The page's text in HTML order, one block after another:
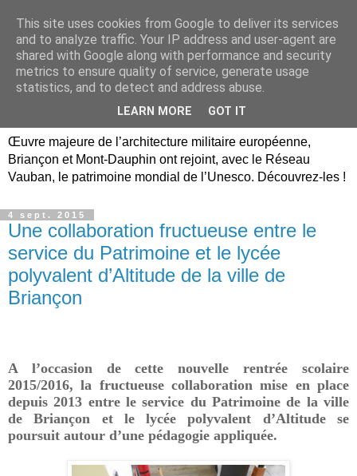
Briançon, Mont-Dauphin,
Vauban Unesco Hautes-
Œuvre majeure de l’architecture militaire européenne,
Briançon et Mont-Dauphin ont rejoint, avec le Réseau
Vauban, le patrimoine mondial de l’Unesco. Découvrez-les !
4 sept. 2015
Une collaboration fructueuse entre le
service du Patrimoine et le lycée
polyvalent d’Altitude de la ville de
Briançon
A l’occasion de cette nouvelle rentrée scolaire
2015/2016, la fructueuse collaboration mise en place
depuis 2013 entre le service du Patrimoine de la ville
de Briançon et le lycée polyvalent d’Altitude se
poursuit autour d’une pédagogie appliquée.
This site uses cookies from Google to deliver its services
and to analyze traffic. Your IP address and user-agent are
shared with Google along with performance and security
metrics to ensure quality of service, generate usage
statistics, and to detect and address abuse.
LEARN MORE GOT IT